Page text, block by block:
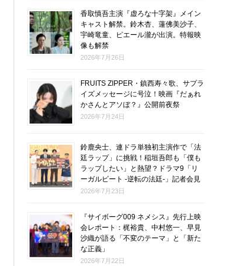
香取慎吾主演『虚ろな十字架』メイン
キャスト解禁。鈴木杏、蓮佛美沙子、
宇崎竜童、ピエール瀧が出演。特報映
像も解禁
2026年7月26日
FRUITS ZIPPER・鎮西寿々歌、サプラ
イズメッセージに号泣！映画『だぁれ
かさんとアソぼ？』公開前夜祭
2026年7月24日
鈴鹿央士、連ドラ単独初主演作で「法
廷ラップ」に挑戦！稲垣吾郎も「僕も
ラップしたい」と熱望？ドラマ9「リ
ーガルビート -逆転の法廷-」記者会見
2026年7月23日
『サイボーグ009 ネメシス』先行上映
会レポート：梶裕貴、中村悠一、早見
沙織が語る「不変のテーマ」と「新た
な正義」
2026年7月22日